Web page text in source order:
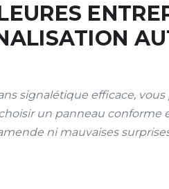
signalétique efficace,
un panneau conforme
ni mauvaises